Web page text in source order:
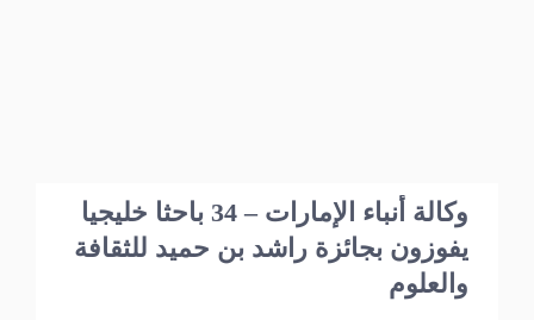
وكالة أنباء الإمارات – 34 باحثا خليجيا
يفوزون بجائزة راشد بن حميد للثقافة
والعلوم